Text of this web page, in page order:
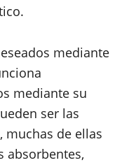
mediante
mediante su
ser las
muchas de ellas
absorbentes,